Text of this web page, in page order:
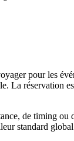
pour les
La réservation
de timing ou
standard